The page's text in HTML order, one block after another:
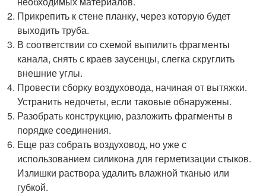
Прикрепить к стене планку, через которую будет
выходить труба.
В соответствии со схемой выпилить фрагменты
канала, снять с краев заусенцы, слегка скруглить
внешние углы.
Провести сборку воздуховода, начиная от вытяжки.
Устранить недочеты, если таковые обнаружены.
Разобрать конструкцию, разложить фрагменты в
порядке соединения.
Еще раз собрать воздуховод, но уже с
использованием силикона для герметизации стыков.
Излишки раствора удалить влажной тканью или
губкой.